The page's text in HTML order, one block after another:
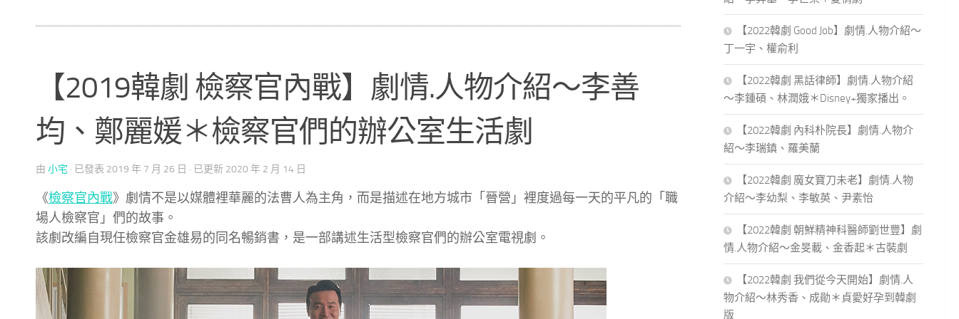
【2019韓劇 檢察官內戰】劇情.人物介紹～李善
均、鄭麗媛＊檢察官們的辦公室生活劇
由 小宅 · 已發表 2019 年 7 月 26 日 · 已更新 2020 年 2 月 14 日
《檢察官內戰》劇情不是以媒體裡華麗的法曹人為主角，而是描述在地方城市「晉營」裡度過每一天的平凡的「職
場人檢察官」們的故事。
該劇改編自現任檢察官金雄易的同名暢銷書，是一部講述生活型檢察官們的辦公室電視劇。
【2022韓劇 Good Job】劇情.人物介紹～
丁一宇、權俞利
【2022韓劇 黑話律師】劇情.人物介紹
～李鍾碩、林潤娥＊Disney+獨家播出。
【2022韓劇 內科朴院長】劇情.人物介
紹～李瑞鎮、羅美蘭
【2022韓劇 魔女寶刀未老】劇情.人物
介紹～李幼梨、李敏英、尹素怡
【2022韓劇 朝鮮精神科醫師劉世豐】劇
情.人物介紹～金旻載、金香起＊古裝劇
【2022韓劇 我們從今天開始】劇情.人
物介紹～林秀香、成勛＊貞愛好孕到韓劇
版